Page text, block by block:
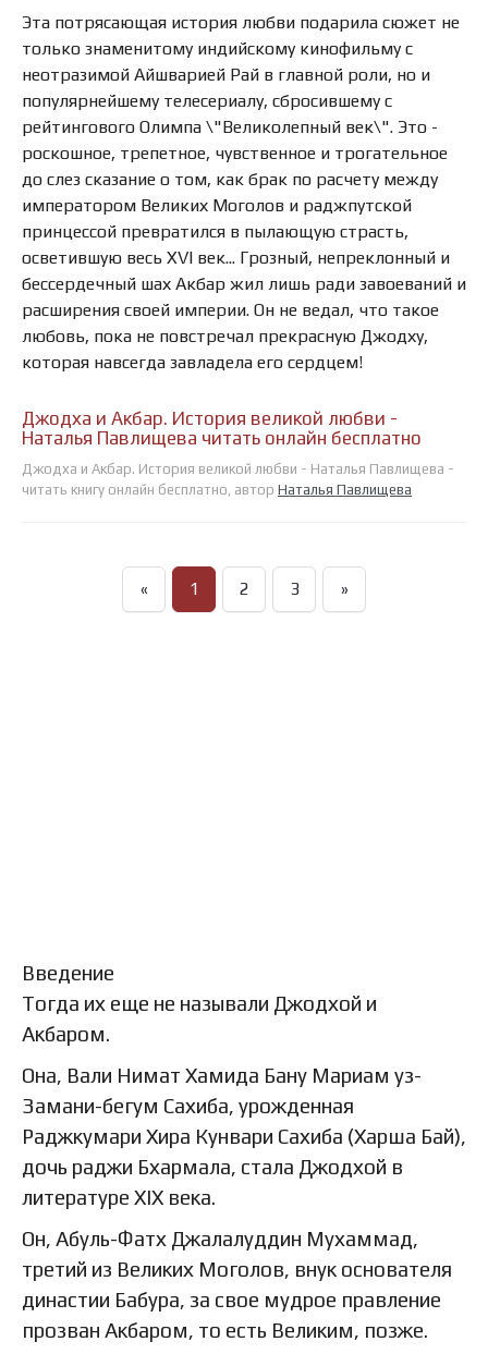
Эта потрясающая история любви подарила сюжет не
только знаменитому индийскому кинофильму с
неотразимой Айшварией Рай в главной роли, но и
популярнейшему телесериалу, сбросившему с
рейтингового Олимпа \"Великолепный век\". Это -
роскошное, трепетное, чувственное и трогательное
до слез сказание о том, как брак по расчету между
императором Великих Моголов и раджпутской
принцессой превратился в пылающую страсть,
осветившую весь XVI век... Грозный, непреклонный и
бессердечный шах Акбар жил лишь ради завоеваний и
расширения своей империи. Он не ведал, что такое
любовь, пока не повстречал прекрасную Джодху,
которая навсегда завладела его сердцем!
Джодха и Акбар. История великой любви -
Наталья Павлищева читать онлайн бесплатно
Джодха и Акбар. История великой любви - Наталья Павлищева -
читать книгу онлайн бесплатно, автор Наталья Павлищева
« 1 2 3 »
Введение
Тогда их еще не называли Джодхой и
Акбаром.
Она, Вали Нимат Хамида Бану Мариам уз-
Замани-бегум Сахиба, урожденная
Раджкумари Хира Кунвари Сахиба (Харша Бай),
дочь раджи Бхармала, стала Джодхой в
литературе XIX века.
Он, Абуль-Фатх Джалалуддин Мухаммад,
третий из Великих Моголов, внук основателя
династии Бабура, за свое мудрое правление
прозван Акбаром, то есть Великим, позже.